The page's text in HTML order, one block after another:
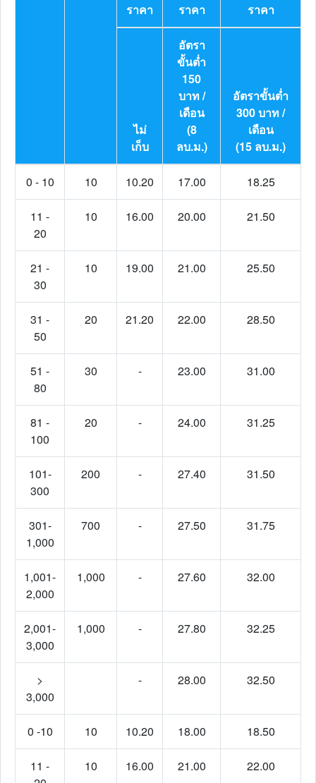
ราคา ราคา ราคา
ไม่
เก็บ
อัตรา
ขั้นต่ำ
150
บาท /
เดือน
(8
ลบ.ม.)
อัตราขั้นต่ำ
300 บาท /
เดือน
(15 ลบ.ม.)
0 - 10 10 10.20 17.00 18.25
11 -
20
10 16.00 20.00 21.50
21 -
30
10 19.00 21.00 25.50
31 -
50
20 21.20 22.00 28.50
51 -
80
30 - 23.00 31.00
81 -
100
20 - 24.00 31.25
101-
300
200 - 27.40 31.50
301-
1,000
700 - 27.50 31.75
1,001-
2,000
1,000 - 27.60 32.00
2,001-
3,000
1,000 - 27.80 32.25
>
3,000
- 28.00 32.50
0 -10 10 10.20 18.00 18.50
11 -
10 16.00 21.00 22.00